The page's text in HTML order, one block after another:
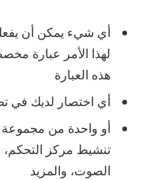
هذه العبارة
أي اختصار لديك في
أو واحدة من
تنشيط مركز
الصوت، والمزيد